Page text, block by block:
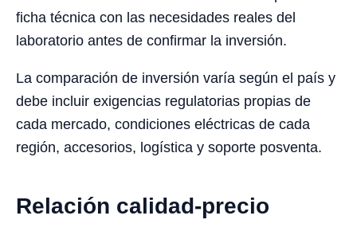
ficha técnica con las necesidades reales del
laboratorio antes de confirmar la inversión.
La comparación de inversión varía según el país y
debe incluir exigencias regulatorias propias de
cada mercado, condiciones eléctricas de cada
región, accesorios, logística y soporte posventa.
Relación calidad-precio